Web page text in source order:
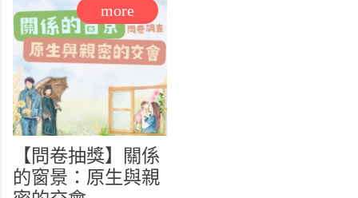
【問卷抽獎】關係
的窗景：原生與親